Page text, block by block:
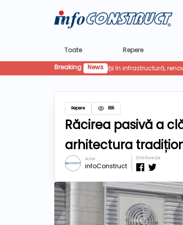
Toate Repere
Breaking
News
Repere 666
Răcirea pasivă a
arhitectura
Autor
infoConstruct
Distribuie pe